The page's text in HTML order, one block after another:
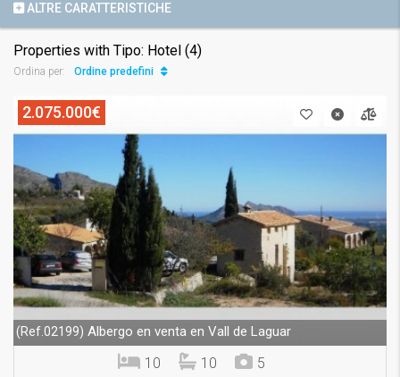
ALTRE CARATTERISTICHE
Properties with Tipo: Hotel (4)
Ordina per: Ordine predefinito
2.075.000€
(Ref.02199) Albergo en venta en Vall de Laguar
10 10 5